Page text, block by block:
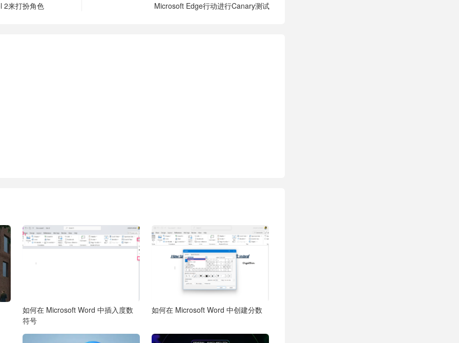
2来打扮角色
Microsoft Edge行动进行Canary测试
如何在 Microsoft Word 中插入度数
符号
如何在 Microsoft Word 中创建分数